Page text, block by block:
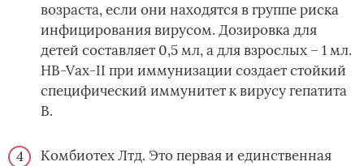
возраста, если они находятся в группе риска
инфицирования вирусом. Дозировка для
детей составляет 0,5 мл, а для взрослых – 1 мл.
HB-Vax-II при иммунизации создает стойкий
специфический иммунитет к вирусу гепатита
В.
Комбиотех Лтд. Это первая и единственная